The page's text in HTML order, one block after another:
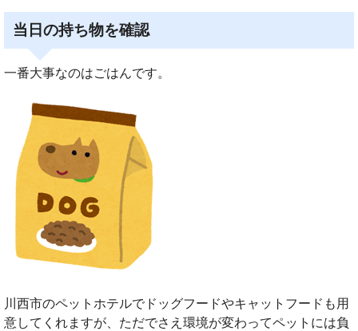
当日の持ち物を確認
一番大事なのはごはんです。
川西市のペットホテルでドッグフードやキャットフードも用
意してくれますが、ただでさえ環境が変わってペットには負